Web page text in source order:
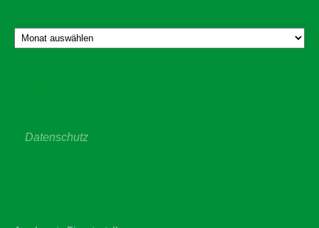
Archiv
Datenschutz